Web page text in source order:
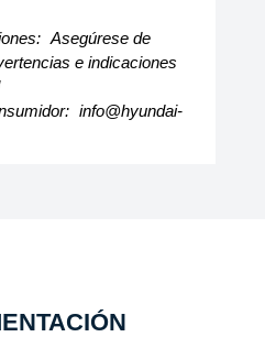
Asegúrese de
e indicaciones
info@hyundai-